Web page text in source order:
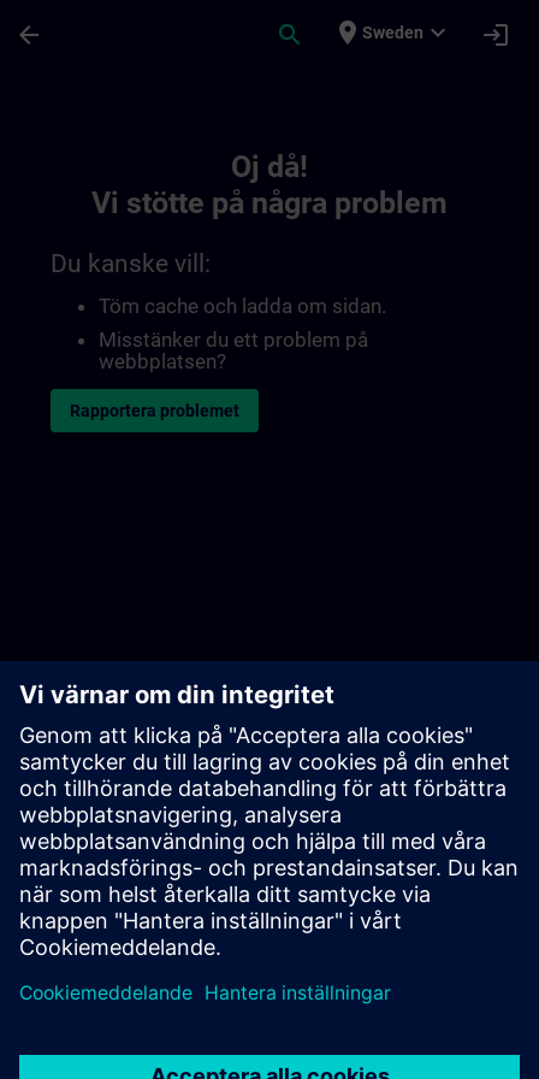
arrow_back search place Sweden expand_more login
Oj då!
Vi stötte på några problem
Du kanske vill:
Töm cache och ladda om sidan.
Misstänker du ett problem på
webbplatsen?
Rapportera problemet